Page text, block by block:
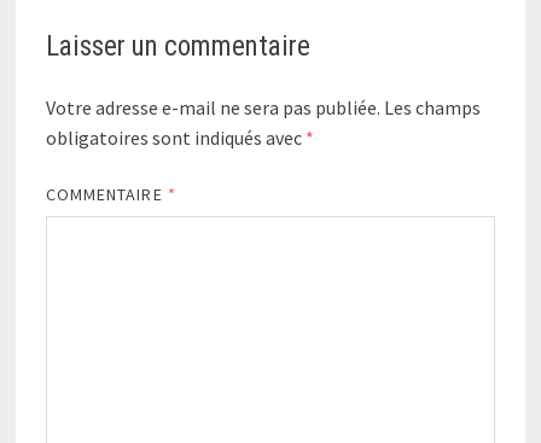
Laisser un commentaire
Votre adresse e-mail ne sera pas publiée. Les champs
obligatoires sont indiqués avec *
COMMENTAIRE *